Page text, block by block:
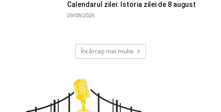
Calendarul zilei: Istoria zilei de 8 august
09/08/2026
Încărcați mai multe